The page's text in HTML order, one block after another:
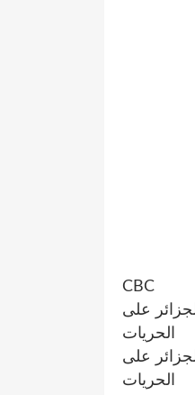
CBC
على
الحريات
على
الحريات